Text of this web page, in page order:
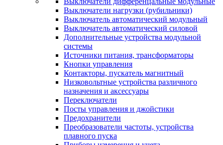
Выключатели нагрузки (рубильники)
Выключатель автоматический модульный
Выключатель автоматический силовой
Дополнительные устройства модульной
системы
Источники питания, трансформаторы
Кнопки управления
Контакторы, пускатель магнитный
Низковольтные устройства различного
назначения и аксессуары
Переключатели
Посты управления и джойстики
Предохранители
Преобразователи частоты, устройства
плавного пуска